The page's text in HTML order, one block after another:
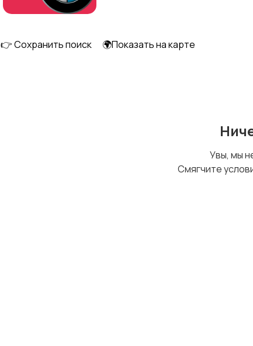
👉 Сохранить поиск 🌍Показать на карте
Увы, мы
Смягчите